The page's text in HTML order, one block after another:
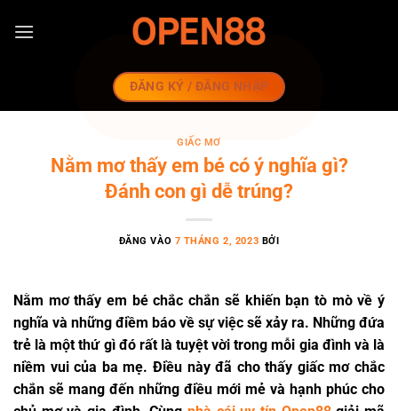
qua
ĐĂNG KÝ / ĐĂNG NHẬP
GIẤC MƠ
Nằm mơ thấy em bé có ý nghĩa gì?
Đánh con gì dễ trúng?
ĐĂNG VÀO 7 THÁNG 2, 2023 BỞI
Nằm mơ thấy em béchắc chắn sẽ khiến bạn tò mò về ý
nghĩa và những điềm báo về sự việc sẽ xảy ra. Những đứa
trẻ là một thứ gì đó rất là tuyệt vời trong mỗi gia đình và là
niềm vui của ba mẹ. Điều này đã cho thấy giấc mơ chắc
chắn sẽ mang đến những điều mới mẻ và hạnh phúc cho